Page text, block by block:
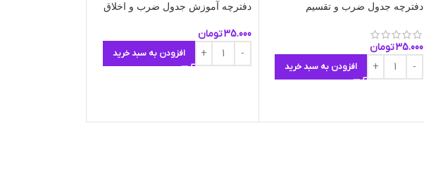
دفترچه جدول ضرب و تقسیم
35.000تومان
افزودن به سبد خرید
دفترچه آموزش جدول ضرب و اخلاق
35.000تومان
افزودن به سبد خرید